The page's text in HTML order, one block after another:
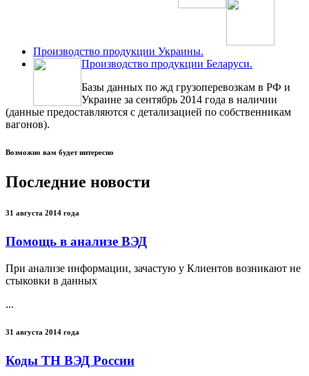
Производство продукции Украины.
Производство продукции Беларуси.
Базы данных по жд грузоперевозкам в РФ и
Украине за сентябрь 2014 года в наличии
(данные предоставляются с детализацией по собственникам
вагонов).
Возможно вам будет интересно
Последние новости
31 августа 2014 года
Помощь в анализе ВЭД
При анализе информации, зачастую у Клиентов возникают не
стыковки в данных
...
31 августа 2014 года
Коды ТН ВЭД России